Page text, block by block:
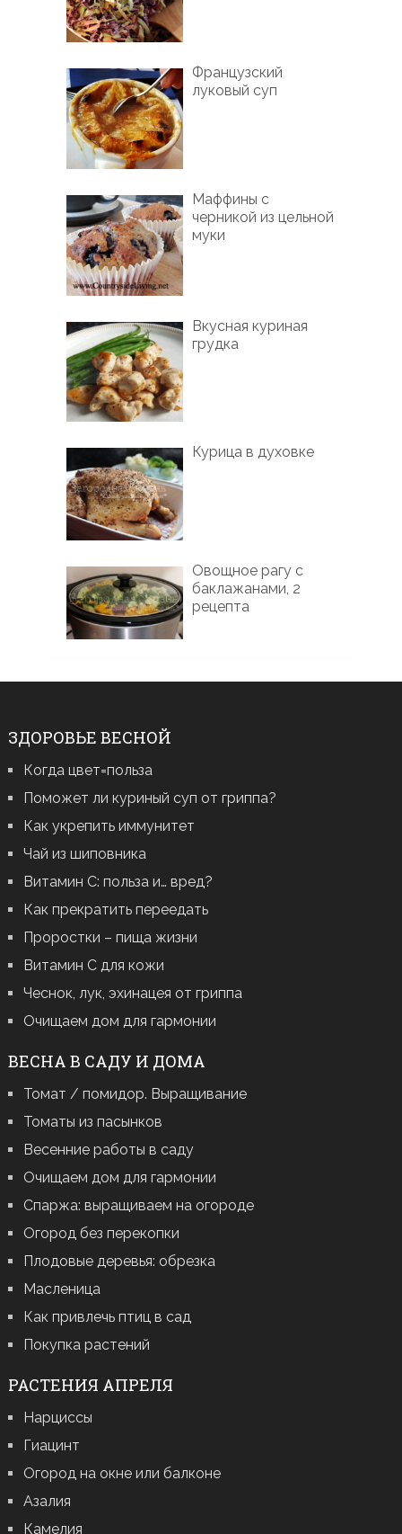
Французский
луковый суп
Маффины с
черникой из цельной
муки
Вкусная куриная
грудка
Курица в духовке
Овощное рагу с
баклажанами, 2
рецепта
ЗДОРОВЬЕ ВЕСНОЙ
Когда цвет=польза
Поможет ли куриный суп от гриппа?
Как укрепить иммунитет
Чай из шиповника
Витамин С: польза и… вред?
Как прекратить переедать
Проростки – пища жизни
Витамин С для кожи
Чеснок, лук, эхинацея от гриппа
Очищаем дом для гармонии
ВЕСНА В САДУ И ДОМА
Томат / помидор. Выращивание
Томаты из пасынков
Весенние работы в саду
Очищаем дом для гармонии
Спаржа: выращиваем на огороде
Огород без перекопки
Плодовые деревья: обрезка
Масленица
Как привлечь птиц в сад
Покупка растений
РАСТЕНИЯ АПРЕЛЯ
Нарциссы
Гиацинт
Огород на окне или балконе
Азалия
Камелия